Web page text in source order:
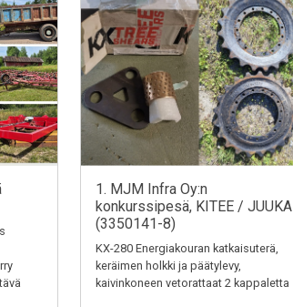
1. MJM Infra Oy:n
konkurssipesä, KITEE / JUUKA
(3350141-8)
KX-280 Energiakouran katkaisuterä,
keräimen holkki ja päätylevy,
kaivinkoneen vetorattaat 2 kappaletta